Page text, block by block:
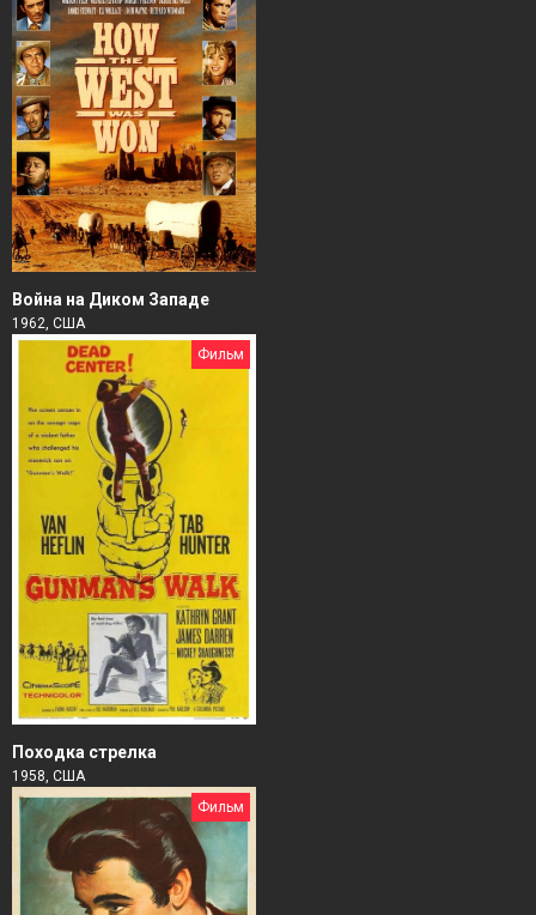
Война на Диком Западе
1962, США
Фильм
Походка стрелка
1958, США
Фильм